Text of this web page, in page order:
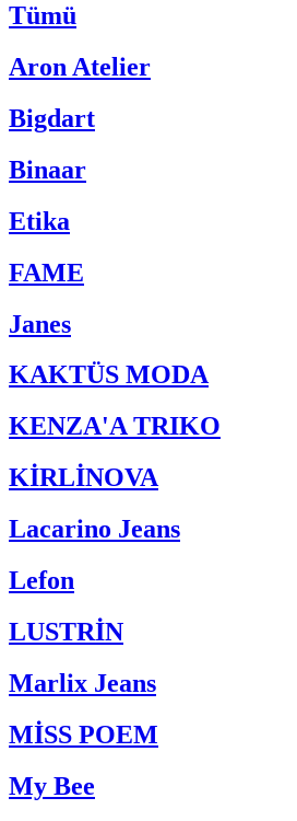
Tümü
Aron Atelier
Bigdart
Binaar
Etika
FAME
Janes
KAKTÜS MODA
KENZA'A TRIKO
KİRLİNOVA
Lacarino Jeans
Lefon
LUSTRİN
Marlix Jeans
MİSS POEM
My Bee